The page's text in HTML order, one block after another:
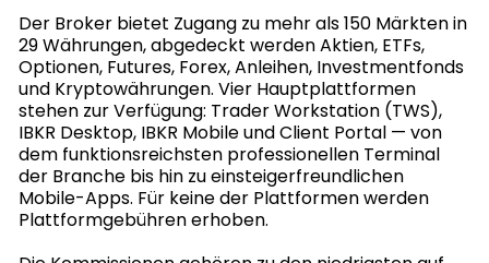
Der Broker bietet Zugang zu mehr als 150 Märkten in
29 Währungen, abgedeckt werden Aktien, ETFs,
Optionen, Futures, Forex, Anleihen, Investmentfonds
und Kryptowährungen. Vier Hauptplattformen
stehen zur Verfügung: Trader Workstation (TWS),
IBKR Desktop, IBKR Mobile und Client Portal — von
dem funktionsreichsten professionellen Terminal
der Branche bis hin zu einsteigerfreundlichen
Mobile-Apps. Für keine der Plattformen werden
Plattformgebühren erhoben.